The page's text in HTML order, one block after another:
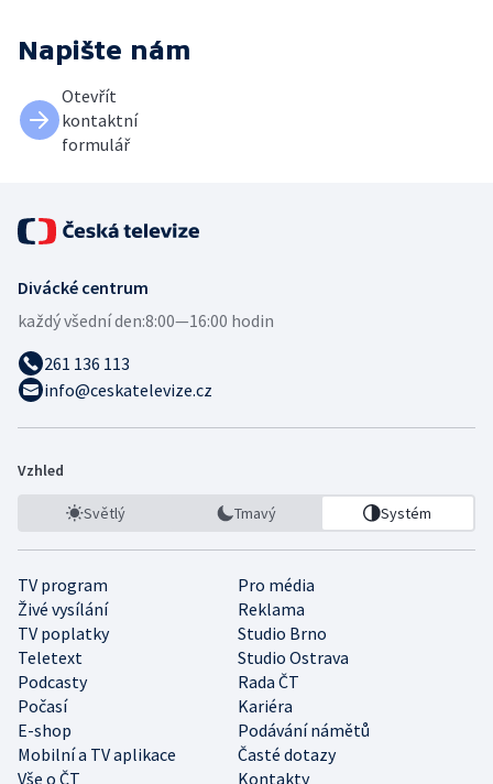
Napište nám
Otevřít
kontaktní
formulář
Divácké centrum
každý všední den:8:00—16:00 hodin
261 136 113
info@ceskatelevize.cz
Vzhled
Světlý Tmavý Systém
TV program
Pro média
Živé vysílání
Reklama
TV poplatky
Studio Brno
Teletext
Studio Ostrava
Podcasty
Rada ČT
Počasí
Kariéra
E-shop
Podávání námětů
Mobilní a TV aplikace
Časté dotazy
Vše o ČT
Kontakty